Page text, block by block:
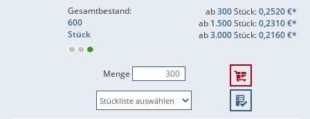
Gesamtbestand:
600
Stück
ab300Stück:0,2520 €*
ab 1.500Stück:0,2310 €*
ab3.000Stück:0,2160 €*
Menge